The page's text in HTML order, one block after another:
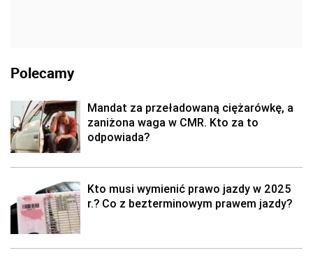
Polecamy
Mandat za przeładowaną ciężarówkę, a
zaniżona waga w CMR. Kto za to
odpowiada?
Kto musi wymienić prawo jazdy w 2025
r.? Co z bezterminowym prawem jazdy?